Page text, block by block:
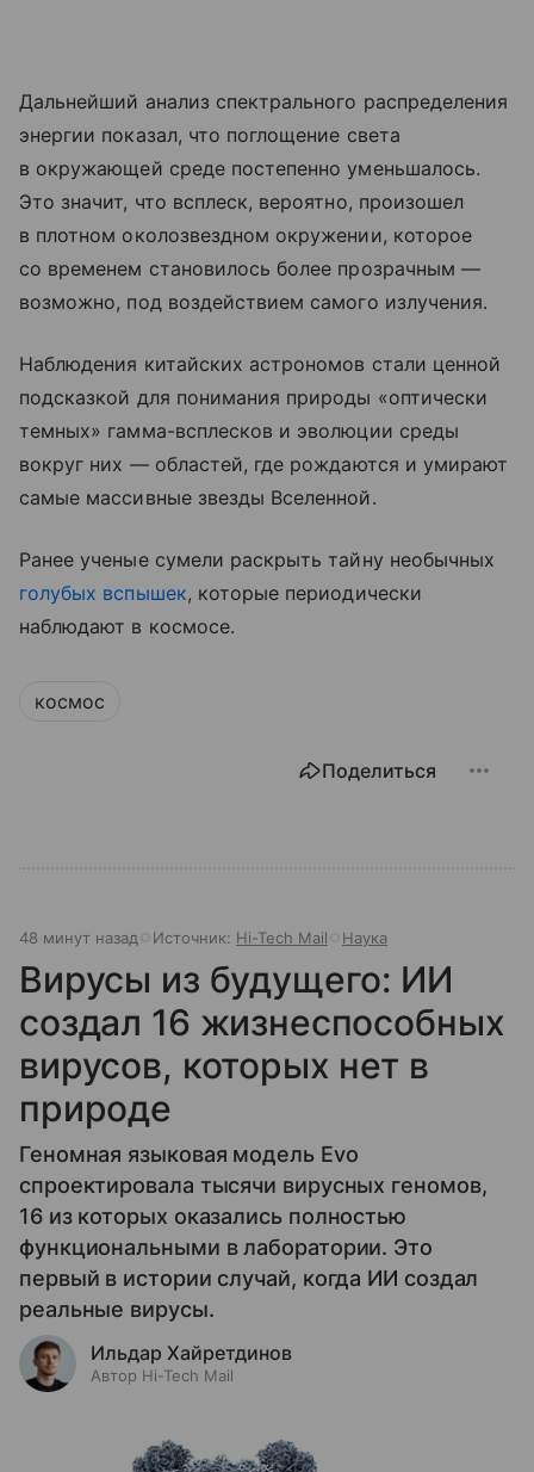
Дальнейший анализ спектрального распределения
энергии показал, что поглощение света
в окружающей среде постепенно уменьшалось.
Это значит, что всплеск, вероятно, произошел
в плотном околозвездном окружении, которое
со временем становилось более прозрачным —
возможно, под воздействием самого излучения.
Наблюдения китайских астрономов стали ценной
подсказкой для понимания природы «оптически
темных» гамма-всплесков и эволюции среды
вокруг них — областей, где рождаются и умирают
самые массивные звезды Вселенной.
Ранее ученые сумели раскрыть тайну необычных
голубых вспышек, которые периодически
наблюдают в космосе.
космос
Поделиться
48 минут назад Источник: Hi-Tech Mail Наука
Вирусы из будущего: ИИ
создал 16 жизнеспособных
вирусов, которых нет в
природе
Геномная языковая модель Evo
спроектировала тысячи вирусных геномов,
16 из которых оказались полностью
функциональными в лаборатории. Это
первый в истории случай, когда ИИ создал
реальные вирусы.
Ильдар Хайретдинов
Автор Hi-Tech Mail